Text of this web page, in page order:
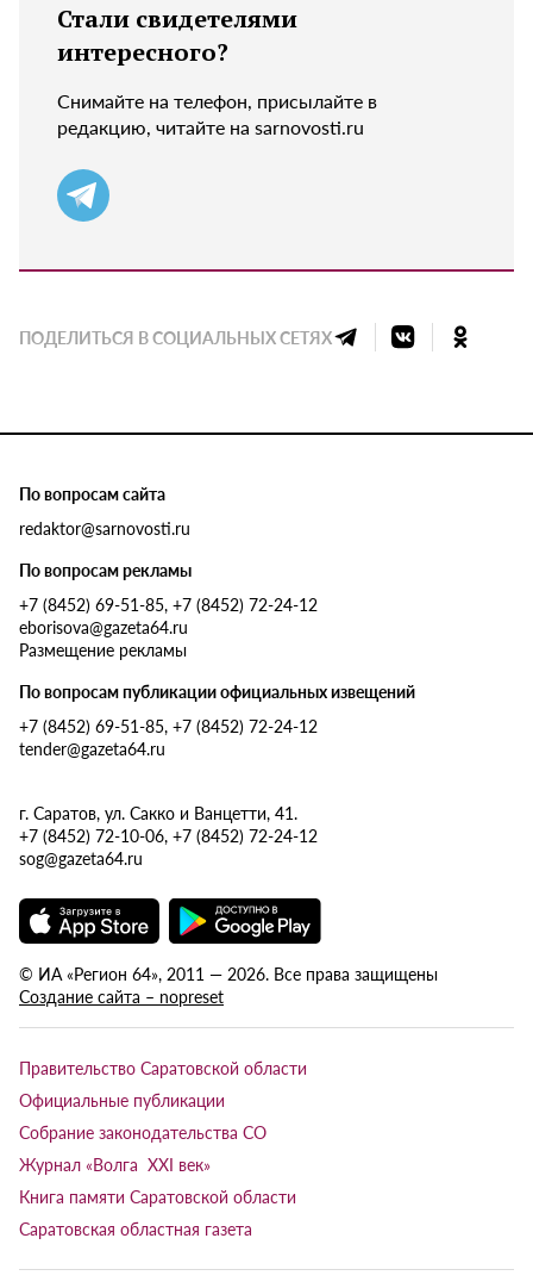
Стали свидетелями
интересного?
Снимайте на телефон, присылайте в
редакцию, читайте на sarnovosti.ru
ПОДЕЛИТЬСЯ В СОЦИАЛЬНЫХ СЕТЯХ
По вопросам сайта
redaktor@sarnovosti.ru
По вопросам рекламы
+7 (8452) 69-51-85, +7 (8452) 72-24-12
eborisova@gazeta64.ru
Размещение рекламы
По вопросам публикации официальных извещений
+7 (8452) 69-51-85, +7 (8452) 72-24-12
tender@gazeta64.ru
г. Саратов, ул. Сакко и Ванцетти, 41.
+7 (8452) 72-10-06, +7 (8452) 72-24-12
sog@gazeta64.ru
© ИА «Регион 64», 2011 — 2026. Все права защищены
Создание сайта – nopreset
Правительство Саратовской области
Официальные публикации
Собрание законодательства СО
Журнал «Волга XXI век»
Книга памяти Саратовской области
Саратовская областная газета